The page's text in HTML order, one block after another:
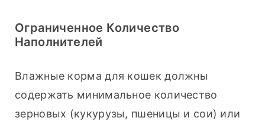
Ограниченное Количество
Наполнителей
Влажные корма для кошек должны
содержать минимальное количество
зерновых (кукурузы, пшеницы и сои) или